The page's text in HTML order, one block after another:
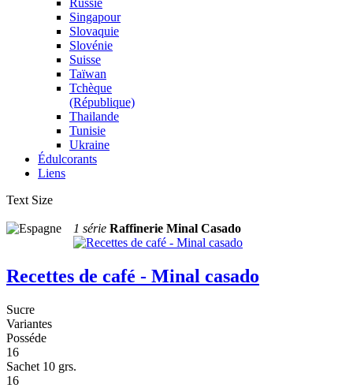
Russie
Singapour
Slovaquie
Slovénie
Suisse
Taïwan
Tchèque
(République)
Thailande
Tunisie
Ukraine
Édulcorants
Liens
Text Size
1 série Raffinerie Minal Casado
Recettes de café - Minal casado
Sucre
Variantes
Posséde
16
Sachet 10 grs.
16